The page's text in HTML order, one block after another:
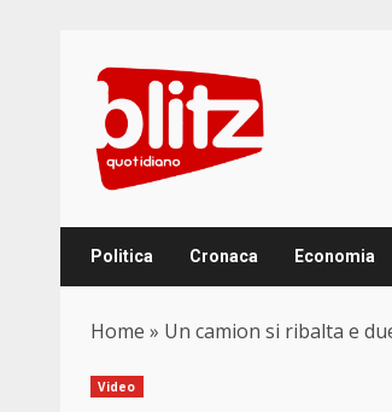
content
Politica Cronaca Economia
Home » Un camion si ribalta e
Video